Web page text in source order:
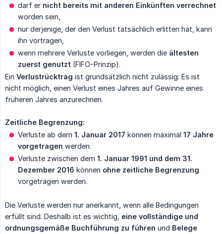
darf er nicht bereits mit anderen Einkünften verrechnet
worden sein,
nur derjenige, der den Verlust tatsächlich erlitten hat, kann
ihn vortragen,
wenn mehrere Verluste vorliegen, werden die ältesten
zuerst genutzt (FIFO-Prinzip).
Ein Verlustrücktrag ist grundsätzlich nicht zulässig: Es ist
nicht möglich, einen Verlust eines Jahres auf Gewinne eines
früheren Jahres anzurechnen.
Zeitliche Begrenzung:
Verluste ab dem 1. Januar 2017 können maximal 17 Jahre
vorgetragen werden.
Verluste zwischen dem 1. Januar 1991 und dem 31.
Dezember 2016 können ohne zeitliche Begrenzung
vorgetragen werden.
Die Verluste werden nur anerkannt, wenn alle Bedingungen
erfüllt sind. Deshalb ist es wichtig, eine vollständige und
ordnungsgemäße Buchführung zu führen und Belege